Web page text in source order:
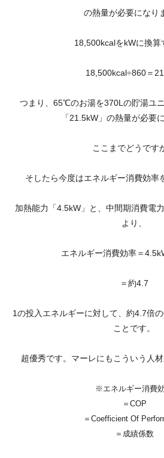
の熱量が必要になり
18,500kcalをkWに換算
18,500kcal÷860＝
つまり、65℃のお湯を370Lの貯湯ユ
「21.5kW」の熱量が必要
ここまでどうです
そしたら今度はエネルギー消費効率
加熱能力「4.5kW」と、中間期消費電
より、
エネルギー消費効率＝
＝約4.7
1の投入エネルギーに対して、約4.7倍
ことです。
超優秀です。マーレにもこういう人材
※エネルギー消費
＝COP
＝Coefficient Of
＝成績係数